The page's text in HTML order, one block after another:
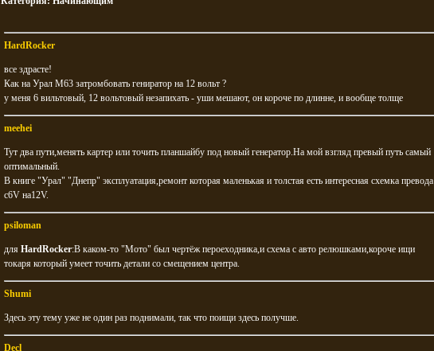
HardRocker
все здрасте!
Как на Урал М63 затромбовать гениратор на 12 вольт ?
у меня 6 вильтовый, 12 вольтовый незапихать - уши мешают, он короче по длинне, и вообще толще
meehei
Тут два пути,менять картер или точить планшайбу под новый генератор.На мой взгляд превый путь самый
оптимальный.
В книге "Урал" "Днепр" эксплуатация,ремонт которая маленькая и толстая есть интересная схемка превода
с6V на12V.
psiloman
для HardRocker:В каком-то "Мото" был чертёж пероеходника,и схема с авто релюшками,короче ищи
токаря который умеет точить детали со смещением центра.
Shumi
Здесь эту тему уже не один раз поднимали, так что поищи здесь получше.
Decl